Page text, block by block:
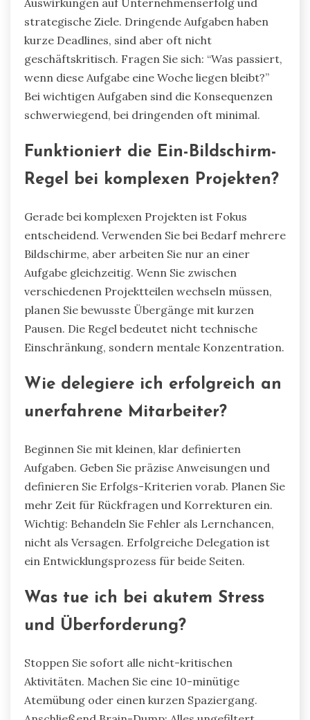
Auswirkungen auf Unternehmenserfolg und
strategische Ziele. Dringende Aufgaben haben
kurze Deadlines, sind aber oft nicht
geschäftskritisch. Fragen Sie sich: “Was passiert,
wenn diese Aufgabe eine Woche liegen bleibt?”
Bei wichtigen Aufgaben sind die Konsequenzen
schwerwiegend, bei dringenden oft minimal.
Funktioniert die Ein-Bildschirm-
Regel bei komplexen Projekten?
Gerade bei komplexen Projekten ist Fokus
entscheidend. Verwenden Sie bei Bedarf mehrere
Bildschirme, aber arbeiten Sie nur an einer
Aufgabe gleichzeitig. Wenn Sie zwischen
verschiedenen Projektteilen wechseln müssen,
planen Sie bewusste Übergänge mit kurzen
Pausen. Die Regel bedeutet nicht technische
Einschränkung, sondern mentale Konzentration.
Wie delegiere ich erfolgreich an
unerfahrene Mitarbeiter?
Beginnen Sie mit kleinen, klar definierten
Aufgaben. Geben Sie präzise Anweisungen und
definieren Sie Erfolgs-Kriterien vorab. Planen Sie
mehr Zeit für Rückfragen und Korrekturen ein.
Wichtig: Behandeln Sie Fehler als Lernchancen,
nicht als Versagen. Erfolgreiche Delegation ist
ein Entwicklungsprozess für beide Seiten.
Was tue ich bei akutem Stress
und Überforderung?
Stoppen Sie sofort alle nicht-kritischen
Aktivitäten. Machen Sie eine 10-minütige
Atemübung oder einen kurzen Spaziergang.